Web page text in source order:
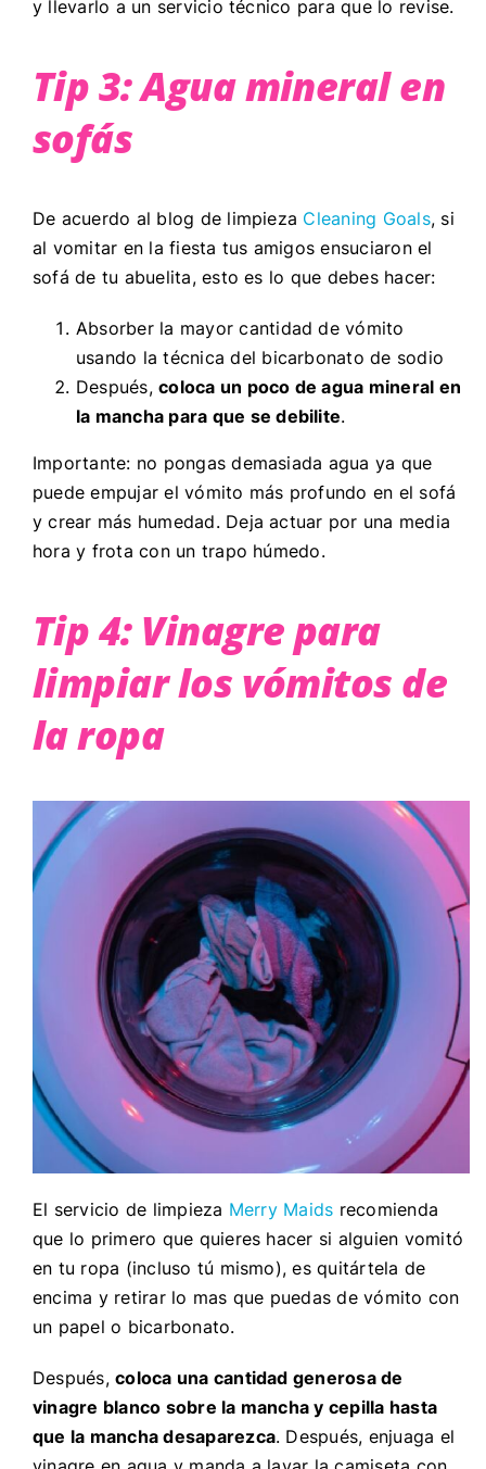
y llevarlo a un servicio técnico para que lo revise.
Tip 3: Agua mineral en
sofás
De acuerdo al blog de limpieza Cleaning Goals, si
al vomitar en la fiesta tus amigos ensuciaron el
sofá de tu abuelita, esto es lo que debes hacer:
Absorber la mayor cantidad de vómito
usando la técnica del bicarbonato de sodio
Después,coloca un poco de agua mineral en
la mancha para que se debilite.
Importante: no pongas demasiada agua ya que
puede empujar el vómito más profundo en el sofá
y crear más humedad. Deja actuar por una media
hora y frota con un trapo húmedo.
Tip 4: Vinagre para
limpiar los vómitos de
la ropa
El servicio de limpieza Merry Maids recomienda
que lo primero que quieres hacer si alguien vomitó
en tu ropa (incluso tú mismo), es quitártela de
encima y retirar lo mas que puedas de vómito con
un papel o bicarbonato.
Después,coloca una cantidad generosa de
vinagre blanco sobre la mancha y cepilla hasta
que la mancha desaparezca. Después, enjuaga el